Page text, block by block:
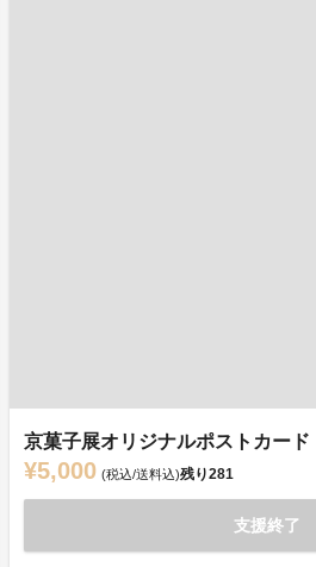
京菓子展オリジナルポストカード
¥5,000 (税込/送料込)残り281
支援終了